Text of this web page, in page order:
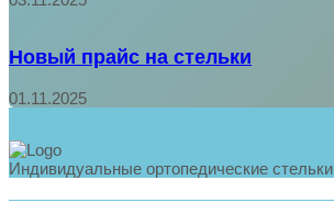
Новый прайс на стельки
01.11.2025
Индивидуальные ортопедические стельки